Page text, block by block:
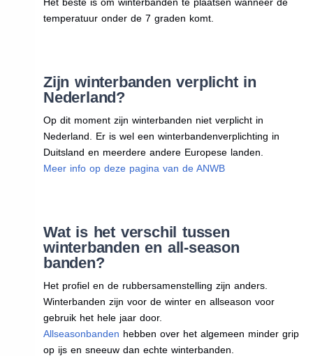
temperatuur onder de 7 graden komt.
Zijn winterbanden verplicht in
Nederland?
Op dit moment zijn winterbanden niet verplicht in
Nederland. Er is wel een winterbandenverplichting in
Duitsland en meerdere andere Europese landen.
Meer info op deze pagina van de ANWB
Wat is het verschil tussen
winterbanden en all-season
banden?
Het profiel en de rubbersamenstelling zijn anders.
Winterbanden zijn voor de winter en allseason voor
gebruik het hele jaar door.
Allseasonbanden hebben over het algemeen minder grip
op ijs en sneeuw dan echte winterbanden.